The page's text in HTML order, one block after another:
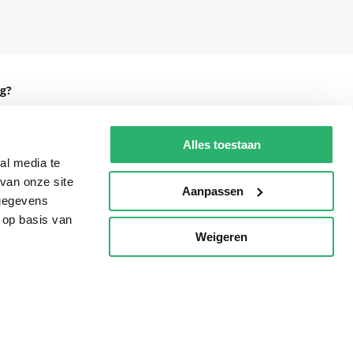
media te
onze site
basis van
Alles toestaan
Aanpassen
Weigeren
32